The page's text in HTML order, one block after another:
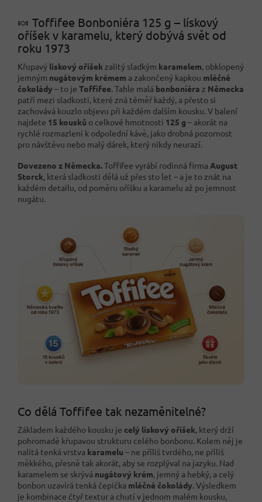
🍬 Toffifee Bonboniéra 125 g – lískový
oříšek v karamelu, který dobývá svět od
roku 1973
Křupavý lískový oříšek zalitý sladkým karamelem, obklopený
jemným nugátovým krémem a zakončený kapkou mléčné
čokolády – to je Toffifee. Tahle malá bonboniéra z Německa
patří mezi sladkosti, které zná téměř každý, a přesto si
zachovává kouzlo objevu při každém dalším kousku. V balení
najdete 15 kousků o celkové hmotnosti 125 g – akorát na
rychlé rozmazlení k odpolední kávě, jako drobná pozornost
pro návštěvu nebo malý dárek, který nikdy neurazí.
Dovezeno z Německa.Toffifee vyrábí rodinná firma August
Storck, která sladkosti dělá už přes sto let – a je to znát na
každém detailu, od poměru oříšku a karamelu až po jemnost
nugátu.
Co dělá Toffifee tak nezaměnitelné?
Základem každého kousku je celý lískový oříšek, který drží
pohromadě křupavou strukturu celého bonbonu. Kolem něj je
nalitá tenká vrstva karamelu – ne příliš tvrdého, ne příliš
měkkého, přesně tak akorát, aby se rozplýval na jazyku. Nad
karamelem se skrývá nugátový krém, jemný a hebký, a celý
bonbon uzavírá tenká čepička mléčné čokolády. Výsledkem
je kombinace čtyř textur a chutí v jednom malém kousku,